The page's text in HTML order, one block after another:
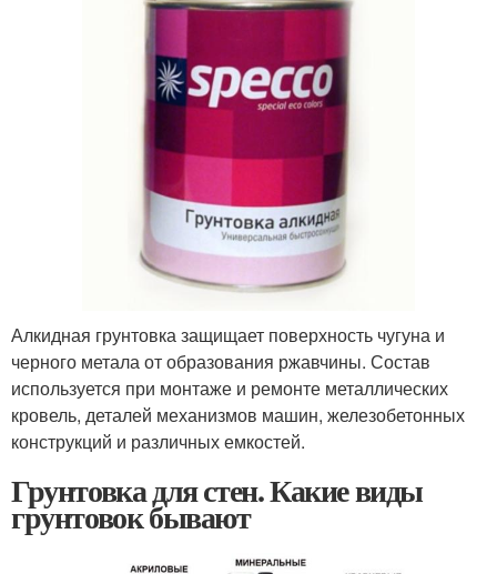
Алкидная грунтовка защищает поверхность чугуна и
черного метала от образования ржавчины. Состав
используется при монтаже и ремонте металлических
кровель, деталей механизмов машин, железобетонных
конструкций и различных емкостей.
Грунтовка для стен. Какие виды
грунтовок бывают